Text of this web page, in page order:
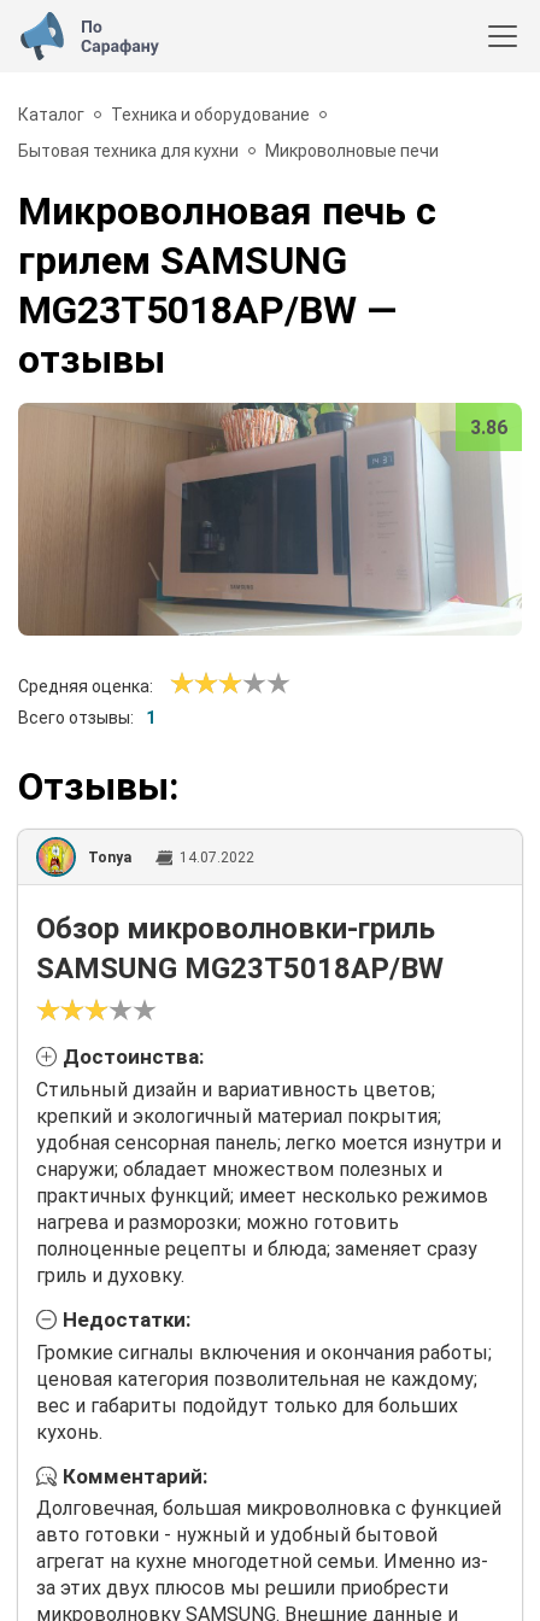
Каталог
Техника и оборудование
Бытовая техника для кухни
Микроволновые печи
Микроволновая печь с
грилем SAMSUNG
MG23T5018AP/BW —
отзывы
3.86
Средняя оценка:
Всего отзывы:
1
Отзывы:
Tonya 14.07.2022
Обзор микроволновки-гриль
SAMSUNG MG23T5018AP/BW
Достоинства:
Стильный дизайн и вариативность цветов;
крепкий и экологичный материал покрытия;
удобная сенсорная панель; легко моется изнутри и
снаружи; обладает множеством полезных и
практичных функций; имеет несколько режимов
нагрева и разморозки; можно готовить
полноценные рецепты и блюда; заменяет сразу
гриль и духовку.
Недостатки:
Громкие сигналы включения и окончания работы;
ценовая категория позволительная не каждому;
вес и габариты подойдут только для больших
кухонь.
Комментарий:
Долговечная, большая микроволновка с функцией
авто готовки - нужный и удобный бытовой
агрегат на кухне многодетной семьи. Именно из-
за этих двух плюсов мы решили приобрести
микроволновку SAMSUNG. Внешние данные и